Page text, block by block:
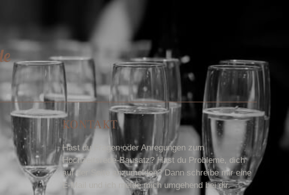
KONTAKT
Hast du Fragen oder Anregungen zum
Hochzeitsrede-Bausatz? Hast du Probleme, dich
auf der Seite anzumelden? Dann schreibe mir eine
E-Mail und ich melde mich umgehend bei dir.